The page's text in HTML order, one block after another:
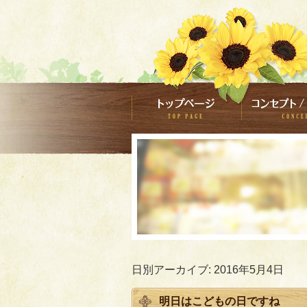
日別アーカイブ: 2016年5月4日
明日はこどもの日ですね